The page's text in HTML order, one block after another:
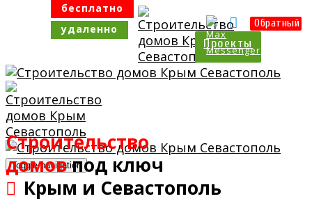
Проекты
Отзывы Калькулятор
Обратный
Toggle navigation
Строительство
домовпод ключ
Крым и Севастополь